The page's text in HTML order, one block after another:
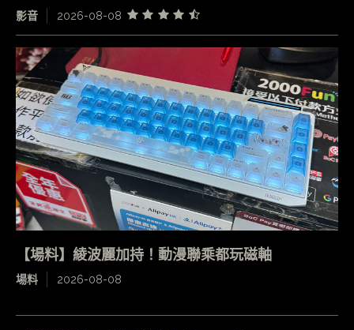
影音 2026-08-08
【場料】綾波麗加持！動漫聯乘都玩磁軸
場料 2026-08-08